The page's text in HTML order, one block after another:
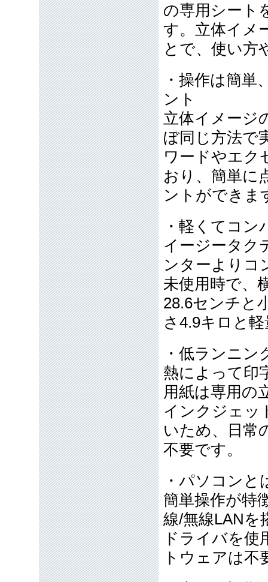
の専用シート
す。立体イメ
とで、使い方
・操作は簡
ント
立体イメージ
ぼ同じ方法で
ワードやエク
おり、簡単に
ントができま
・軽くてコ
イージータク
ンターよりコ
未使用時で、
28.6センチと
さ4.9キロと軽
・低ランニン
熱によって印
用紙は専用の
インクジェッ
いため、日常
不要です。
・パソコン
簡単操作が特
線/無線LANを
ドライバを
トウェアは不